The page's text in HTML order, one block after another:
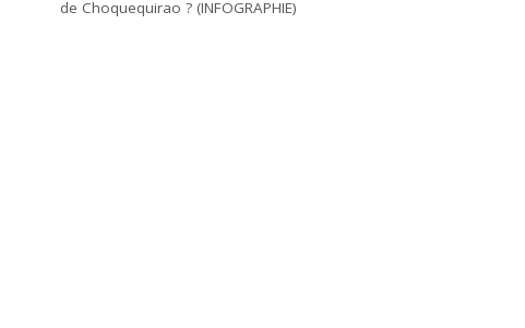
de Choquequirao ? (INFOGRAPHIE)